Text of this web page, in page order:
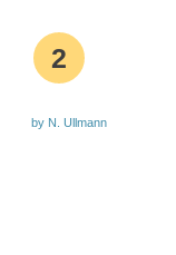
2
by N. Ullmann